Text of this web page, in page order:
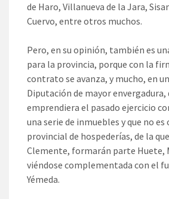
de Haro, Villanueva de la Jara,
Cuervo, entre otros muchos.
Pero, en su opinión, también es
para la provincia, porque con la
contrato se avanza, y mucho, en
Diputación de mayor envergadura,
emprendiera el pasado ejercicio
una serie de inmuebles y que no es
provincial de hospederías, de la
Clemente, formarán parte Huete,
viéndose complementada con el
Yémeda.